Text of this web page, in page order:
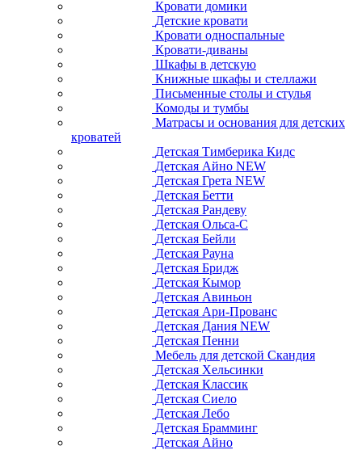
Кровати домики
Детские кровати
Кровати односпальные
Кровати-диваны
Шкафы в детскую
Книжные шкафы и стеллажи
Письменные столы и стулья
Комоды и тумбы
Матрасы и основания для детских
кроватей
Детская Тимберика Кидс
Детская Айно NEW
Детская Грета NEW
Детская Бетти
Детская Рандеву
Детская Ольса-С
Детская Бейли
Детская Рауна
Детская Бридж
Детская Кымор
Детская Авиньон
Детская Ари-Прованс
Детская Дания NEW
Детская Пенни
Мебель для детской Скандия
Детская Хельсинки
Детская Классик
Детская Сиело
Детская Лебо
Детская Брамминг
Детская Айно